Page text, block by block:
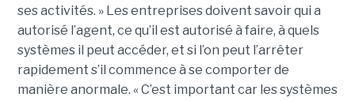
ses activités. » Les entreprises doivent savoir qui a
autorisé l’agent, ce qu’il est autorisé à faire, à quels
systèmes il peut accéder, et si l’on peut l’arrêter
rapidement s’il commence à se comporter de
manière anormale. « C’est important car les systèmes